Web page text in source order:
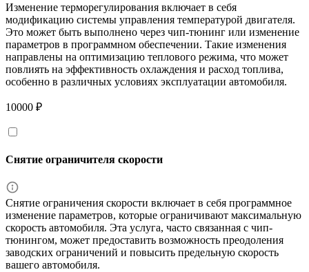
Изменение терморегулирования включает в себя
модификацию системы управления температурой двигателя.
Это может быть выполнено через чип-тюнинг или изменение
параметров в программном обеспечении. Такие изменения
направлены на оптимизацию теплового режима, что может
повлиять на эффективность охлаждения и расход топлива,
особенно в различных условиях эксплуатации автомобиля.
10000 ₽
Снятие ограничителя скорости
Снятие ограничения скорости включает в себя программное
изменение параметров, которые ограничивают максимальную
скорость автомобиля. Эта услуга, часто связанная с чип-
тюнингом, может предоставить возможность преодоления
заводских ограничений и повысить предельную скорость
вашего автомобиля.